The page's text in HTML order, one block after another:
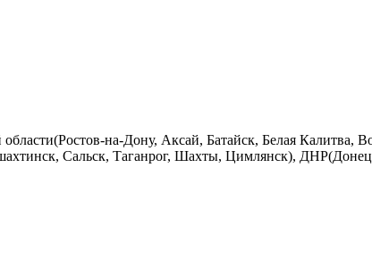
на-Дону, Аксай, Батайск, Белая Калитва,
Сальск, Таганрог, Шахты, Цимлянск),